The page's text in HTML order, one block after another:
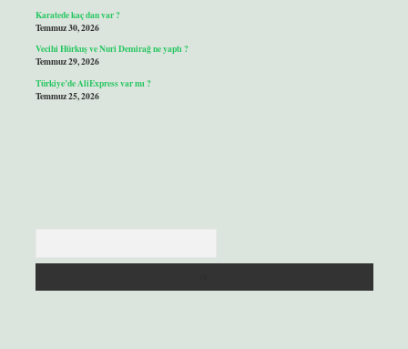
Karatede kaç dan var ?
Temmuz 30, 2026
Vecihi Hürkuş ve Nuri Demirağ ne yaptı ?
Temmuz 29, 2026
Türkiye’de AliExpress var mı ?
Temmuz 25, 2026